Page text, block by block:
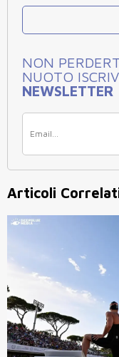
NON
NUOTO
NEWSLETTER
Articoli